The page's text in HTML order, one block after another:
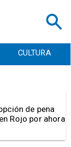
CULTURA
de pena
Rojo por ahora